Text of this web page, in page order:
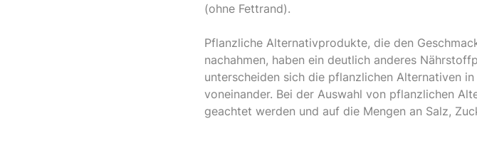
(ohne Fettrand).
Pflanzliche Alternativprodukte, die den
nachahmen, haben ein deutlich anderes
unterscheiden sich die pflanzlichen Alternativen
voneinander. Bei der Auswahl von pflanzlichen
geachtet werden und auf die Mengen an Salz,